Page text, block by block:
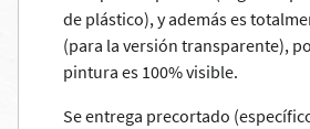
de plástico), y además es
(para la versión transparente),
pintura es 100% visible.
Se entrega precortado